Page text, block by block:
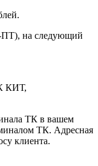
ПТ), на следующий
КИТ,
ТК в вашем
ТК. Адресная
клиента.